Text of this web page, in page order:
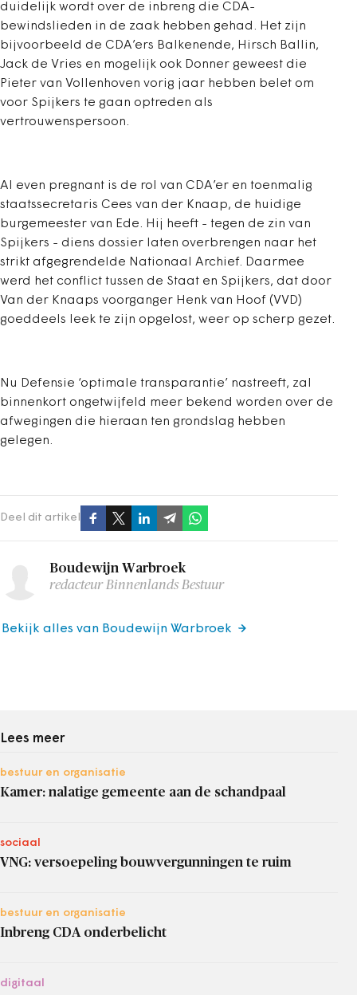
duidelijk wordt over de inbreng die CDA-
bewindslieden in de zaak hebben gehad. Het zijn
bijvoorbeeld de CDA’ers Balkenende, Hirsch Ballin,
Jack de Vries en mogelijk ook Donner geweest die
Pieter van Vollenhoven vorig jaar hebben belet om
voor Spijkers te gaan optreden als
vertrouwenspersoon.
Al even pregnant is de rol van CDA’er en toenmalig
staatssecretaris Cees van der Knaap, de huidige
burgemeester van Ede. Hij heeft - tegen de zin van
Spijkers - diens dossier laten overbrengen naar het
strikt afgegrendelde Nationaal Archief. Daarmee
werd het conflict tussen de Staat en Spijkers, dat door
Van der Knaaps voorganger Henk van Hoof (VVD)
goeddeels leek te zijn opgelost, weer op scherp gezet.
Nu Defensie ‘optimale transparantie’ nastreeft, zal
binnenkort ongetwijfeld meer bekend worden over de
afwegingen die hieraan ten grondslag hebben
gelegen.
Deel dit artikel
Boudewijn Warbroek
redacteur Binnenlands Bestuur
Bekijk alles van Boudewijn Warbroek
Lees meer
bestuur en organisatie
Kamer: nalatige gemeente aan de schandpaal
sociaal
VNG: versoepeling bouwvergunningen te ruim
bestuur en organisatie
Inbreng CDA onderbelicht
digitaal